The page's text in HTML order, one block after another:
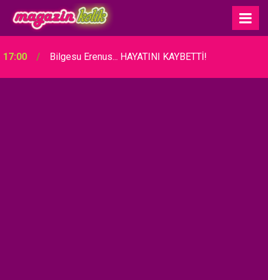
17:00 Bilgesu Erenus... HAYATINI KAYBETTİ!